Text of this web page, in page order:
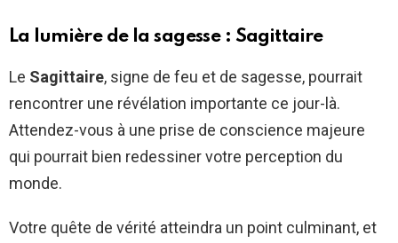
La lumière de la sagesse : Sagittaire
Le Sagittaire, signe de feu et de sagesse, pourrait
rencontrer une révélation importante ce jour-là.
Attendez-vous à une prise de conscience majeure
qui pourrait bien redessiner votre perception du
monde.
Votre quête de vérité atteindra un point culminant, et